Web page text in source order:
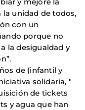
la unidad de todos,
con un
porque no
la desigualdad y
de (infantil y
solidaria, "
de tickets
y agua que han